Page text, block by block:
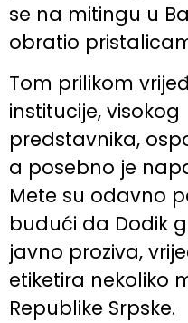
se na mitingu u
obratio
Tom prilikom
institucije, visokog
predstavnika,
a posebno je
Mete su odavno
budući da Dodik
javno proziva,
etiketira nekoliko
Republike Srpske.